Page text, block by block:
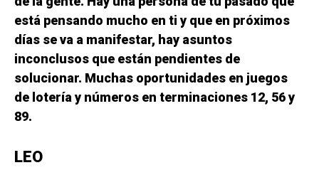
está pensando mucho en ti y que en próximos
días se va a manifestar, hay asuntos
inconclusos que están pendientes de
solucionar. Muchas oportunidades en juegos
de lotería y números en terminaciones 12, 56 y
89.
LEO